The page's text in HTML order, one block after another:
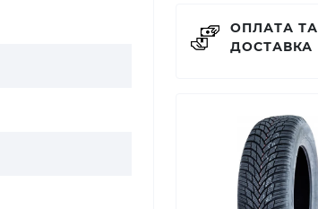
ОПЛАТА ТА
ДОСТАВКА